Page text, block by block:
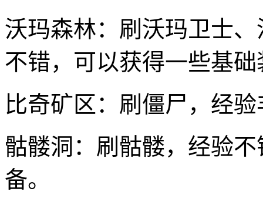
沃玛森林：刷沃玛卫士
不错，可以获得一些基础
比奇矿区：刷僵尸，经
骷髅洞：刷骷髅，经验
备。